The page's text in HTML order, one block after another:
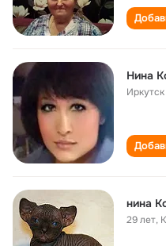
Нина
Иркутск
нина
29 лет,